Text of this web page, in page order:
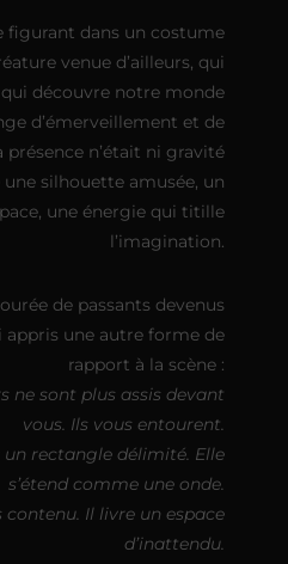
figurant dans un costume
venue d’ailleurs, qui
qui découvre notre monde
d’émerveillement et de
n’était ni gravité
silhouette amusée, un
une énergie qui titille
l’imagination.
de passants devenus
appris une autre forme de
rapport à la scène :
ne sont plus assis devant
vous. Ils vous entourent.
un rectangle délimité. Elle
s’étend comme une onde.
contenu. Il livre un espace
d’inattendu.